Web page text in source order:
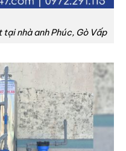
nhà anh Phúc, Gò Vấp